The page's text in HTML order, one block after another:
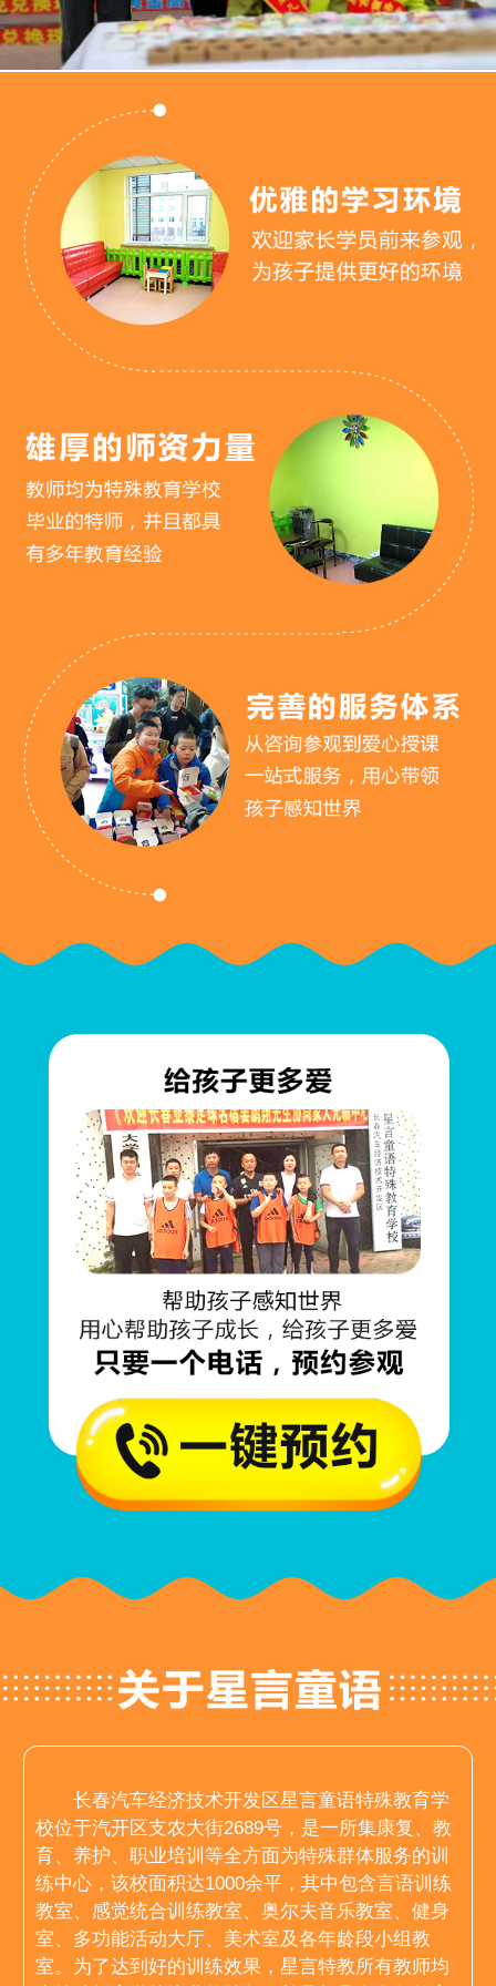
长春汽车经济技术开发区星言童语特殊教育学
校位于汽开区支农大街2689号，是一所集康复、教
育、养护、职业培训等全方面为特殊群体服务的训
练中心，该校面积达1000余平，其中包含言语训练
教室、感觉统合训练教室、奥尔夫音乐教室、健身
室、多功能活动大厅、美术室及各年龄段小组教
室。为了达到好的训练效果，星言特教所有教师均